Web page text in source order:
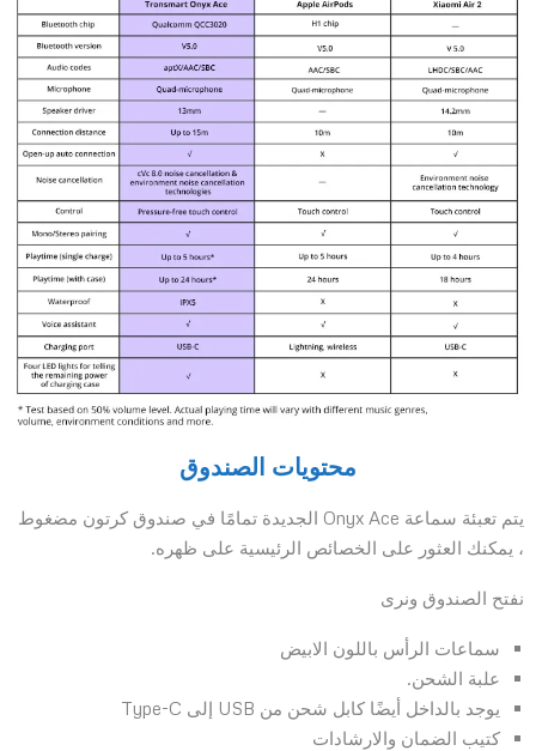
محتويات الصندوق
يتم تعبئة سماعة Onyx Ace الجديدة تمامًا في صندوق كرتون مضغوط
، يمكنك العثور على الخصائص الرئيسية على ظهره.
نفتح الصندوق ونرى
سماعات الرأس باللون الابيض
علبة الشحن.
يوجد بالداخل أيضًا كابل شحن من USB إلى Type-C
كتيب الضمان والارشادات